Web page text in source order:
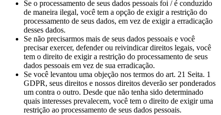
Se o processamento de seus dados pessoais foi / é conduzido
de maneira ilegal, você tem a opção de exigir a restrição do
processamento de seus dados, em vez de exigir a erradicação
desses dados.
Se não precisarmos mais de seus dados pessoais e você
precisar exercer, defender ou reivindicar direitos legais, você
tem o direito de exigir a restrição do processamento de seus
dados pessoais em vez de sua erradicação.
Se você levantou uma objeção nos termos do art. 21 Seita. 1
GDPR, seus direitos e nossos direitos deverão ser ponderados
um contra o outro. Desde que não tenha sido determinado
quais interesses prevalecem, você tem o direito de exigir uma
restrição ao processamento de seus dados pessoais.